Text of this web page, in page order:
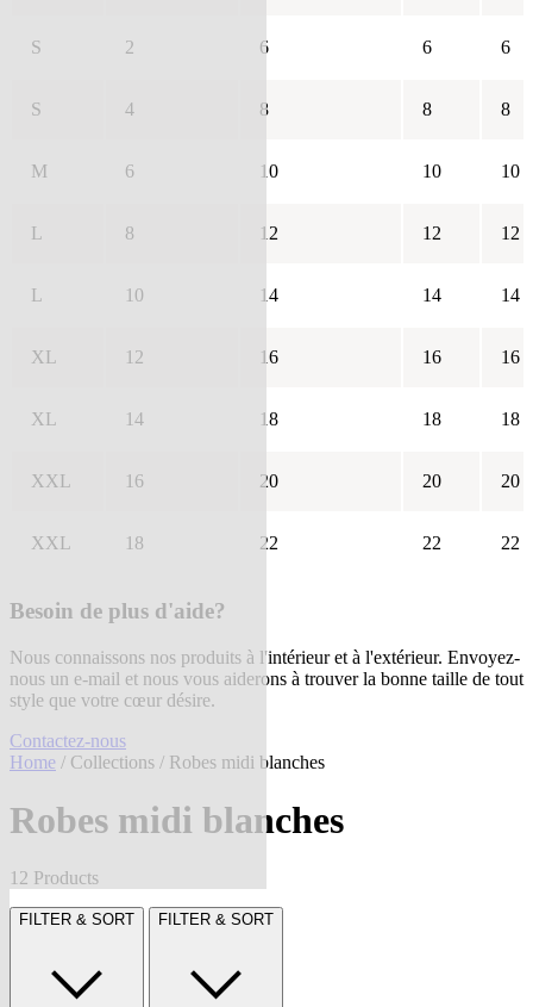
S 2 6 6 6
S 4 8 8 8
M 6 10 10 10
L 8 12 12 12
L 10 14 14 14
XL 12 16 16 16
XL 14 18 18 18
XXL 16 20 20 20
XXL 18 22 22 22
Besoin de plus d'aide?
Nous connaissons nos produits à l'intérieur et à l'extérieur. Envoyez-
nous un e-mail et nous vous aiderons à trouver la bonne taille de tout
style que votre cœur désire.
Contactez-nous
Home / Collections / Robes midi blanches
Robes midi blanches
12 Products
FILTER & SORT FILTER & SORT